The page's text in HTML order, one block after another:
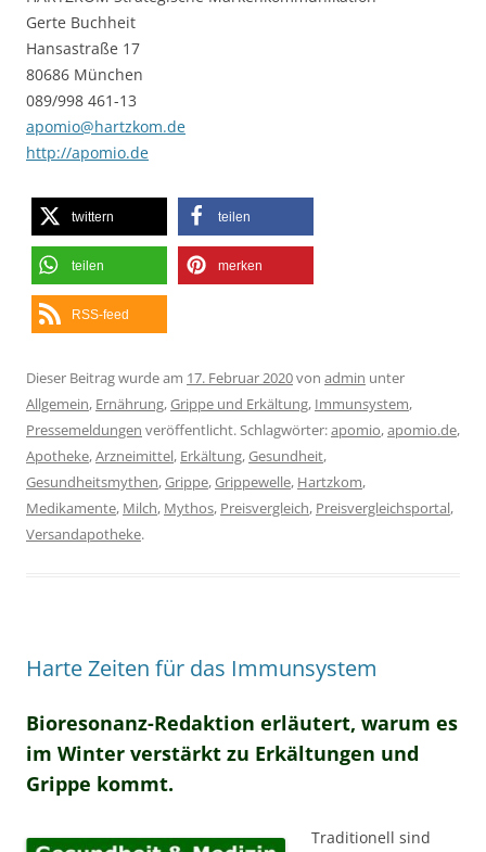
Gerte Buchheit
Hansastraße 17
80686 München
089/998 461-13
apomio@hartzkom.de
http://apomio.de
twittern teilen
teilen merken
RSS-feed
Dieser Beitrag wurde am 17. Februar 2020von admin unter
Allgemein, Ernährung,Grippe und Erkältung, Immunsystem,
Pressemeldungen veröffentlicht. Schlagwörter:apomio,apomio.de,
Apotheke,Arzneimittel, Erkältung,Gesundheit,
Gesundheitsmythen,Grippe,Grippewelle, Hartzkom,
Medikamente, Milch, Mythos, Preisvergleich, Preisvergleichsportal,
Versandapotheke.
Harte Zeiten für das Immunsystem
Bioresonanz-Redaktion erläutert, warum es
im Winter verstärkt zu Erkältungen und
Grippe kommt.
Traditionell sind